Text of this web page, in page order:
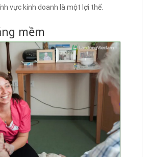
vực kinh doanh là một lợi thế.
mềm